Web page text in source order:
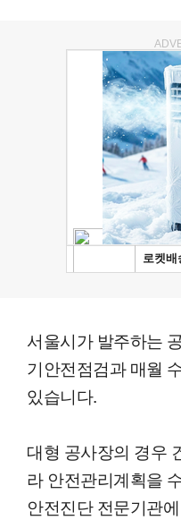
서울시가 발주하는
기안전점검과 매월
있습니다.
대형 공사장의 경우
라 안전관리계획을
안전진단 전문기관